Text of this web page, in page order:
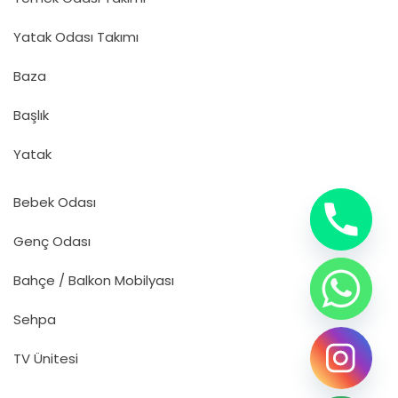
Yatak Odası Takımı
Baza
Başlık
Yatak
Bebek Odası
Genç Odası
Bahçe / Balkon Mobilyası
Sehpa
TV Ünitesi